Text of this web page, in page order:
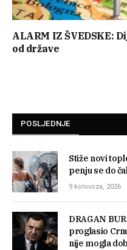
ALARM IZ ŠVEDSKE:
od države
POSLJEDNJE
Stiže novi
penju se do
9 kolovoza, 2026
DRAGAN
proglasio
nije mogla